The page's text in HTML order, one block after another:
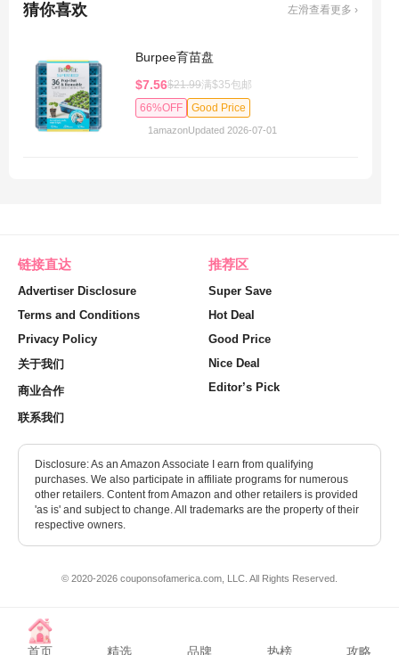
猜你喜欢 左滑查看更多 ›
Burpee育苗盘
$7.56$21.99满$35包邮
66%OFF
Good Price
1amazonUpdated 2026-07-01
链接直达
Advertiser Disclosure
Terms and Conditions
Privacy Policy
关于我们
商业合作
联系我们
推荐区
Super Save
Hot Deal
Good Price
Nice Deal
Editor’s Pick
Disclosure: As an Amazon Associate I earn from qualifying
purchases. We also participate in affiliate programs for numerous
other retailers. Content from Amazon and other retailers is provided
'as is' and subject to change. All trademarks are the property of their
respective owners.
© 2020-2026 couponsofamerica.com, LLC. All Rights Reserved.
首页 精选 品牌 热榜 攻略